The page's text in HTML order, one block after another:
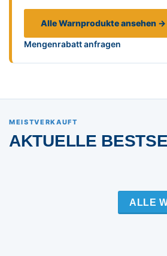
Alle Warnprodukte ansehen →
Mengenrabatt anfragen
MEISTVERKAUFT
AKTUELLE
ALLE